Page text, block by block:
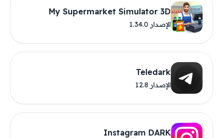
My Supermarket Simulator 3D
الإصدار 1.34.0
Teledark
الإصدار 12.8
Instagram DARK